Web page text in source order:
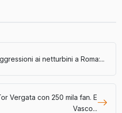
ai netturbini a Roma:...
Vergata con 250 mila fan. E
Vasco...